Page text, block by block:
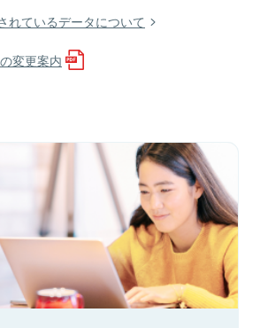
れているデータについて
変更案内